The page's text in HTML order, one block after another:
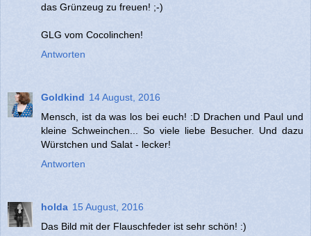
das Grünzeug zu freuen! ;-)
GLG vom Cocolinchen!
Antworten
Goldkind 14 August, 2016
Mensch, ist da was los bei euch! :D Drachen und Paul und
kleine Schweinchen... So viele liebe Besucher. Und dazu
Würstchen und Salat - lecker!
Antworten
holda 15 August, 2016
Das Bild mit der Flauschfeder ist sehr schön! :)